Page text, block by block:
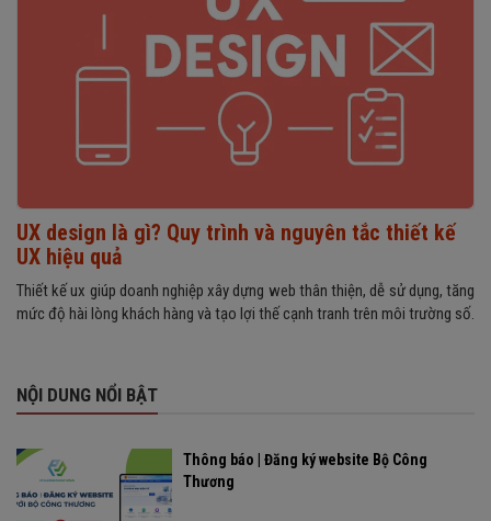
UX design là gì? Quy trình và nguyên tắc thiết kế
UX hiệu quả
Thiết kế ux giúp doanh nghiệp xây dựng web thân thiện, dễ sử dụng, tăng
mức độ hài lòng khách hàng và tạo lợi thế cạnh tranh trên môi trường số.
NỘI DUNG NỔI BẬT
Thông báo | Đăng ký website Bộ Công
Thương